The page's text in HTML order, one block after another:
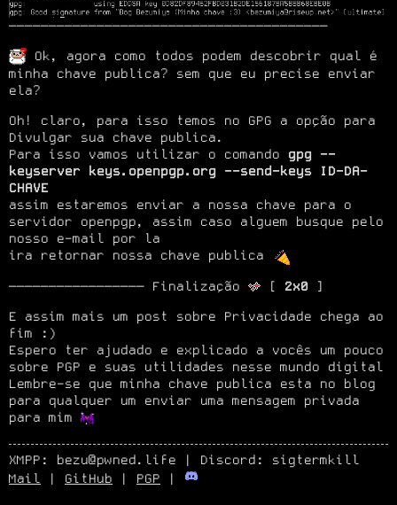
────────────────────────────────────────
Ok, agora como todos podem descobrir qual é
minha chave publica? sem que eu precise enviar
ela?
Oh! claro, para isso temos no GPG a opção para
Divulgar sua chave publica.
Para isso vamos utilizar o comando gpg --
keyserver keys.openpgp.org --send-keys ID-DA-
CHAVE
assim estaremos enviar a nossa chave para o
servidor openpgp, assim caso alguem busque pelo
nosso e-mail por la
ira retornar nossa chave publica
───────────────── Finalização [ 2x0 ]
E assim mais um post sobre Privacidade chega ao
fim :)
Espero ter ajudado e explicado a vocês um pouco
sobre PGP e suas utilidades nesse mundo digital
Lembre-se que minha chave publica esta no blog
para qualquer um enviar uma mensagem privada
para mim
XMPP: bezu@pwned.life | Discord: sigtermkill
Mail
GitHub PGP